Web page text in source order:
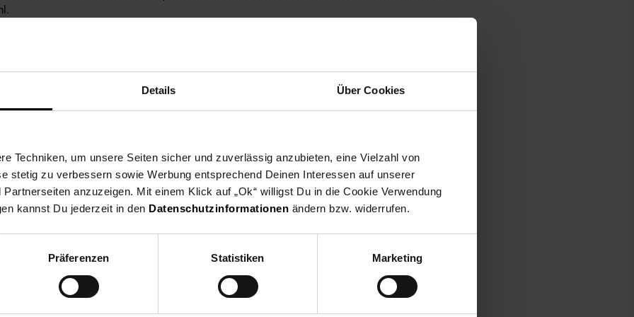
Details Über Cookies
Techniken, um unsere Seiten sicher und zuverlässig anzubieten, eine Vielzahl von
stetig zu verbessern sowie Werbung entsprechend Deinen Interessen auf unserer
anzuzeigen. Mit einem Klick auf „Ok“ willigst Du in die Cookie Verwendung
kannst Du jederzeit in den Datenschutzinformationen ändern bzw. widerrufen.
Präferenzen Statistiken Marketing
jeder Situation sanft – ideal für Fahrten in der Nachbarschaft und zur Schule. Für zusätzliche
Handbremsen ausgestattet (keine Rücktrittbremse). Der geschlossene Kettenschutz schützt Ihre
Klingel garantiert zudem, dass Sie im Straßenverkehr gut hörbar sind.
Sowohl Lenker als auch Sattel sind höhenverstellbar, sodass das Fahrrad mitwächst und
bietet.
und superleichtes 20-Zoll-Kinderfahrrad mit 7 Gängen, bereit für jede Fahrt.
der StVZO